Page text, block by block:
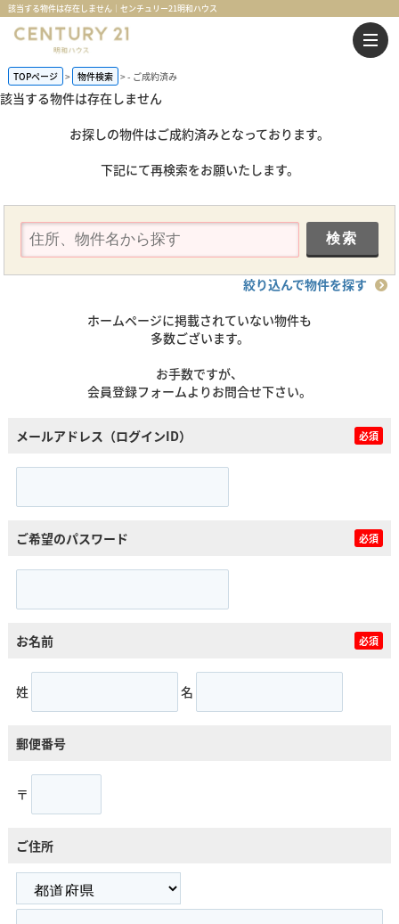
該当する物件は存在しません｜センチュリー21明和ハウス
TOPページ 物件検索 - ご成約済み
該当する物件は存在しません
お探しの物件はご成約済みとなっております。
下記にて再検索をお願いたします。
絞り込んで物件を探す
ホームページに掲載されていない物件も
多数ございます。
お手数ですが、
会員登録フォームよりお問合せ下さい。
メールアドレス（ログインID） 必須
ご希望のパスワード 必須
お名前 必須
姓 名
郵便番号
〒
ご住所